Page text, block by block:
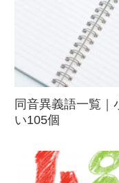
同音異義語一覧
い105個